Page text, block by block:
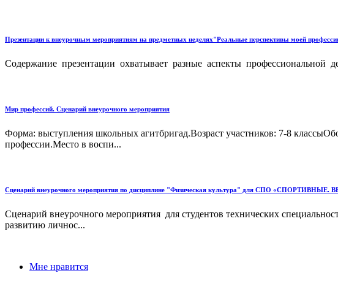
Презентации к внеурочным мероприятиям на предметных неделях"Реальные перспективы моей
Содержание презентации охватывает разные аспекты профессиональной
Мир профессий. Сценарий внеурочного мероприятия
Форма: выступления школьных агитбригад.Возраст участников: 7-8
профессии.Место в воспи...
Сценарий внеурочного мероприятия по дисциплине "Физическая культура" для СПО
Сценарий внеурочного мероприятия для студентов технических
развитию личнос...
Мне нравится